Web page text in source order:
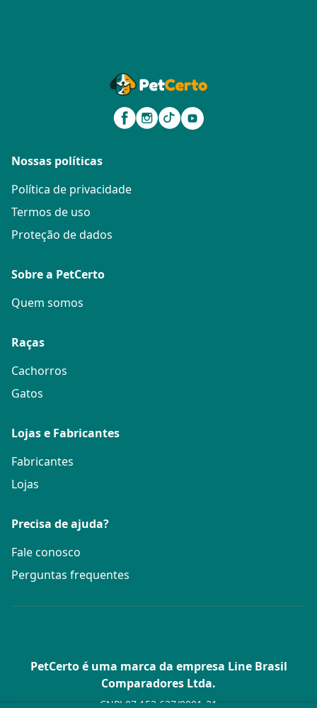
Nossas políticas
Política de privacidade
Termos de uso
Proteção de dados
Sobre a PetCerto
Quem somos
Raças
Cachorros
Gatos
Lojas e Fabricantes
Fabricantes
Lojas
Precisa de ajuda?
Fale conosco
Perguntas frequentes
PetCerto é uma marca da empresa Line Brasil
Comparadores Ltda.
CNPJ 07.153.627/0001-21